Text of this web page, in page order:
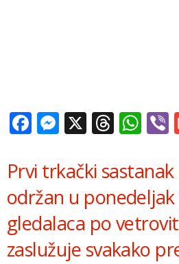
Facebook
Messenger
X
Prvi trkački
održan u
gledalaca po
zaslužuje svakako